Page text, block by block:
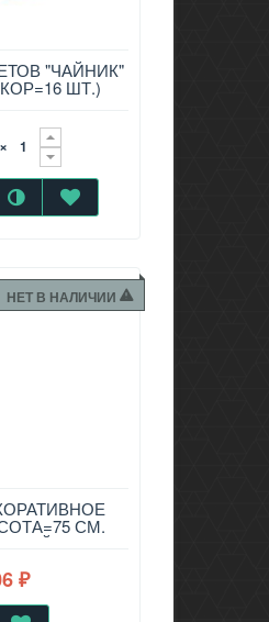
"ЧАЙНИК"
ШТ.)
×
НЕТ В НАЛИЧИИ
СМ.
₽